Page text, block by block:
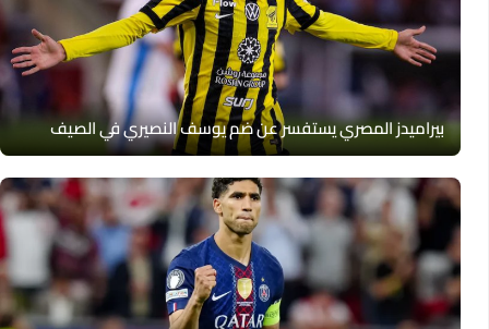
بيراميدز المصري يستفسر عن ضم يوسف النصيري في الصيف